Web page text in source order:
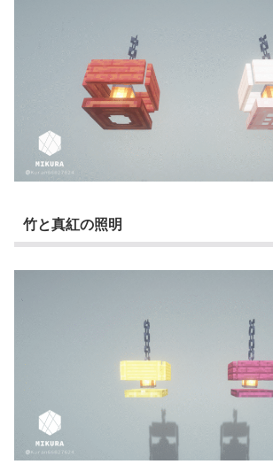
竹と真紅の照明